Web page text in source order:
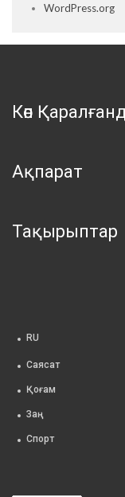
WordPress.org
Көп
Ақпарат
Тақырыптар
RU
Саясат
Қоғам
Заң
Спорт